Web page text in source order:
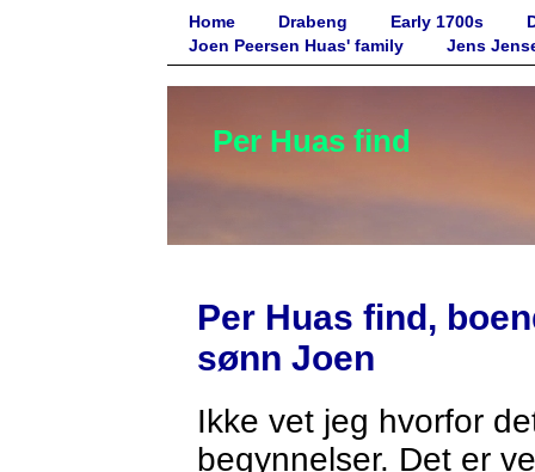
Home Drabeng Early 1700s
Joen Peersen Huas' family
Jens
Per Huas find
Per Huas find,
sønn Joen
Ikke vet jeg hvorfor
begynnelser. Det er